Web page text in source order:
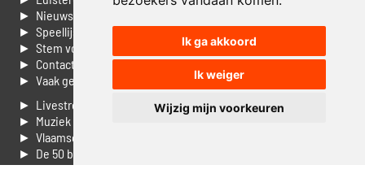
Ik ga akkoord
Ik weiger
Wijzig mijn voorkeuren
► Nieuws
► Speellijst
► Stem voor de Dag top 3
► Contacteer ons
► Vaak gestelde vragen
► Livestream informatie
► Muziek opzoeken
► Vlaamse 100 Aller tijden
► De 50 beste van...
► Adverteren op Jouwradio